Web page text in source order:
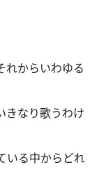
れからいわゆる
きなり歌うわけ
いる中からどれ